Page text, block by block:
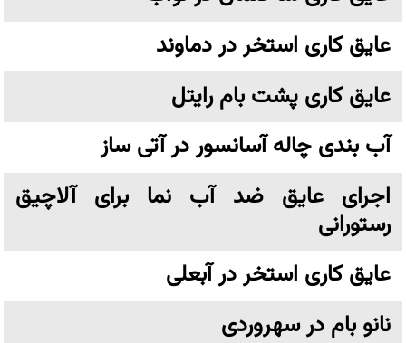
عایق کاری استخر در دماوند
عایق کاری پشت بام رایتل
آب بندی چاله آسانسور در آتی ساز
اجرای عایق ضد آب نما برای آلاچیق
رستورانی
عایق کاری استخر در آبعلی
نانو بام در سهروردی